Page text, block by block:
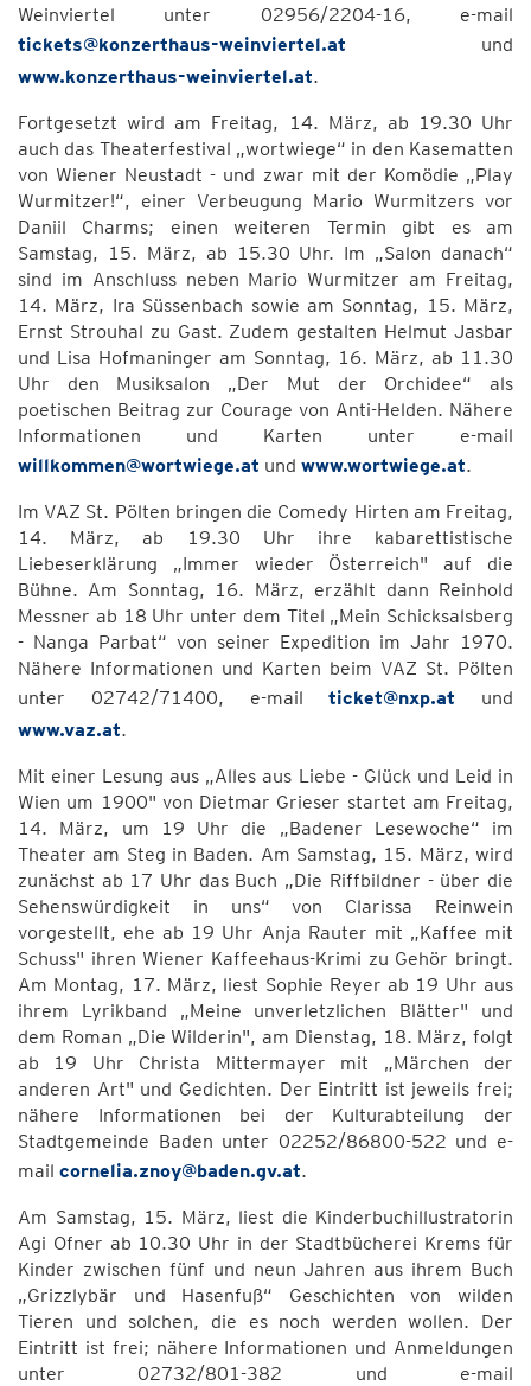
Weinviertel unter 02956/2204-16, e-mail
tickets@konzerthaus-weinviertel.at und
www.konzerthaus-weinviertel.at.
Fortgesetzt wird am Freitag, 14. März, ab 19.30 Uhr
auch das Theaterfestival „wortwiege“ in den Kasematten
von Wiener Neustadt - und zwar mit der Komödie „Play
Wurmitzer!“, einer Verbeugung Mario Wurmitzers vor
Daniil Charms; einen weiteren Termin gibt es am
Samstag, 15. März, ab 15.30 Uhr. Im „Salon danach“
sind im Anschluss neben Mario Wurmitzer am Freitag,
14. März, Ira Süssenbach sowie am Sonntag, 15. März,
Ernst Strouhal zu Gast. Zudem gestalten Helmut Jasbar
und Lisa Hofmaninger am Sonntag, 16. März, ab 11.30
Uhr den Musiksalon „Der Mut der Orchidee“ als
poetischen Beitrag zur Courage von Anti-Helden. Nähere
Informationen und Karten unter e-mail
willkommen@wortwiege.at und www.wortwiege.at.
Im VAZ St. Pölten bringen die Comedy Hirten am Freitag,
14. März, ab 19.30 Uhr ihre kabarettistische
Liebeserklärung „Immer wieder Österreich" auf die
Bühne. Am Sonntag, 16. März, erzählt dann Reinhold
Messner ab 18 Uhr unter dem Titel „Mein Schicksalsberg
- Nanga Parbat“ von seiner Expedition im Jahr 1970.
Nähere Informationen und Karten beim VAZ St. Pölten
unter 02742/71400, e-mailticket@nxp.at und
www.vaz.at.
Mit einer Lesung aus „Alles aus Liebe - Glück und Leid in
Wien um 1900" von Dietmar Grieser startet am Freitag,
14. März, um 19 Uhr die „Badener Lesewoche“ im
Theater am Steg in Baden. Am Samstag, 15. März, wird
zunächst ab 17 Uhr das Buch „Die Riffbildner - über die
Sehenswürdigkeit in uns“ von Clarissa Reinwein
vorgestellt, ehe ab 19 Uhr Anja Rauter mit „Kaffee mit
Schuss" ihren Wiener Kaffeehaus-Krimi zu Gehör bringt.
Am Montag, 17. März, liest Sophie Reyer ab 19 Uhr aus
ihrem Lyrikband „Meine unverletzlichen Blätter" und
dem Roman „Die Wilderin", am Dienstag, 18. März, folgt
ab 19 Uhr Christa Mittermayer mit „Märchen der
anderen Art" und Gedichten. Der Eintritt ist jeweils frei;
nähere Informationen bei der Kulturabteilung der
Stadtgemeinde Baden unter 02252/86800-522 und e-
mail cornelia.znoy@baden.gv.at.
Am Samstag, 15. März, liest die Kinderbuchillustratorin
Agi Ofner ab 10.30 Uhr in der Stadtbücherei Krems für
Kinder zwischen fünf und neun Jahren aus ihrem Buch
„Grizzlybär und Hasenfuß“ Geschichten von wilden
Tieren und solchen, die es noch werden wollen. Der
Eintritt ist frei; nähere Informationen und Anmeldungen
unter 02732/801-382 und e-mail